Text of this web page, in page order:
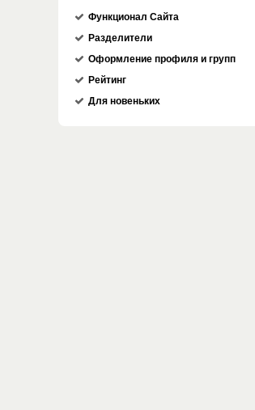
Функционал Сайта
Разделители
Оформление профиля и групп
Рейтинг
Для новеньких